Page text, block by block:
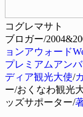
コグレマサト
ブロガー/
ョンアウォード
プレミアムアン
ディア観光大使/
ー/おくなわ観光
ッズサポーター/